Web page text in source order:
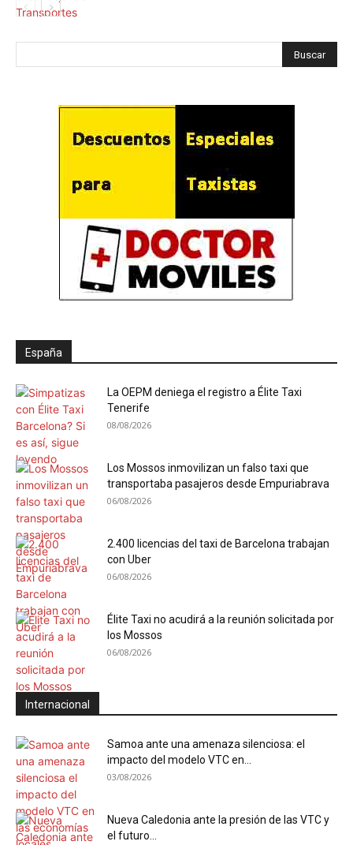
España
La OEPM deniega el registro a Élite Taxi
Tenerife
08/08/2026
Los Mossos inmovilizan un falso taxi que
transportaba pasajeros desde Empuriabrava
06/08/2026
2.400 licencias del taxi de Barcelona trabajan
con Uber
06/08/2026
Élite Taxi no acudirá a la reunión solicitada por
los Mossos
06/08/2026
Internacional
Samoa ante una amenaza silenciosa: el
impacto del modelo VTC en...
03/08/2026
Nueva Caledonia ante la presión de las VTC y
el futuro...